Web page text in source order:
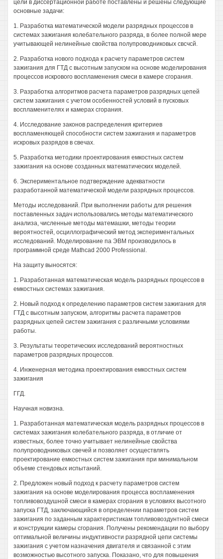
цели в диссертационной работе поставлены и решены следующие
основные задачи:
1. Разработка математической модели разрядных процессов в
системах зажигания колебательного разряда, в более полной мере
учитывающей нелинейные свойства полупроводниковых свсчсй.
2. Разработка нового подхода к расчету параметров систем
зажигания для ГТД с высотным запуском на основе моделирования
процессов искрового воспламенения смеси в камере сгорания.
3. Разработка алгоритмов расчета параметров разрядных цепей
систем зажигания с учетом особенностей условий в пусковых
воспламенителях и камерах сгорания.
4. Исследование законов распределения критериев
воспламеняющей способности систем зажигания и параметров
искровых разрядов в свечах.
5. Разработка методики проектирования емкостных систем
зажигания на основе созданных математических моделей.
6. Экспериментальное подтверждение адекватности
разработанной математической модели разрядных процессов.
Методы исследований. При выполнении работы для решения
поставленных задач использовались методы математического
анализа, численные методы матемашки, методы теории
вероятностей, осциллографический метод экспериментальных
исследований. Моделирование па ЭВМ производилось в
программной среде Mathcad 2000 Professional.
На защиту выносятся:
1. Разработанная математическая модель разрядных процессов в
емкостных системах зажигания.
2. Новый подход к определению параметров систем зажигания для
ГТД с высотным запуском, алгоритмы расчета параметров
разрядных цепей систем зажигания с различными условиями
работы.
3. Результаты теоретических исследований вероятностных
параметров разрядных процессов.
4. Инженерная методика проектирования емкостных систем
зажигания
ГГД.
Научная новизна.
1. Разработанная математическая модель разрядных процессов в
системах зажигания колебательного разряда, в отличие от
известных, более точно учитывает нелинейные свойства
полупроводниковых свечей и позволяет осуществлять
проектирование емкостных систем зажигания при минимальном
объеме стендовых испытаний.
2. Предложен новый подход к расчету параметров систем
зажигания на основе моделирования процесса воспламенения
топливовоздушной смеси в камерах сгорания в условиях высотного
запуска ГТД, заключающийся в определении параметров систем
зажигания по заданным характеристикам топливовоздунтной смеси
и конструкции камеры сгорания. Получены рекомендации по выбору
оптимальной величины индуктивности разрядной цепи системы
зажигания с учетом назначения двигателя и связанной с этим
возможностью высотного запуска. Показано, что для повышения